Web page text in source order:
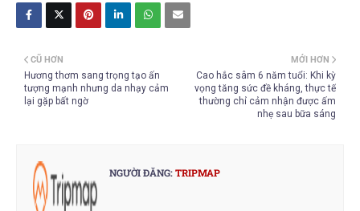
MỚI HƠN
Cao hắc sâm 6 năm tuổi: Khi kỳ
vọng tăng sức đề kháng, thực tế
thường chỉ cảm nhận được ấm
nhẹ sau bữa sáng
CŨ HƠN
Hương thơm sang trọng tạo ấn
tượng mạnh nhưng da nhạy cảm
lại gặp bất ngờ
NGƯỜI ĐĂNG:TRIPMAP